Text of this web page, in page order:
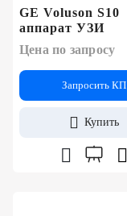
GE Voluson S10
аппарат УЗИ
Цена по запросу
Запросить КП
Купить